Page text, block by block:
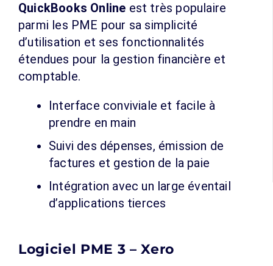
QuickBooks Online est très populaire
parmi les PME pour sa simplicité
d’utilisation et ses fonctionnalités
étendues pour la gestion financière et
comptable.
Interface conviviale et facile à
prendre en main
Suivi des dépenses, émission de
factures et gestion de la paie
Intégration avec un large éventail
d’applications tierces
Logiciel PME 3 – Xero